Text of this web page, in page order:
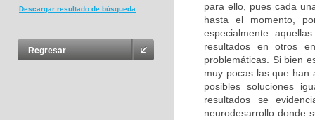
Descargar resultado de búsqueda
Regresar
para ello, pues cada
hasta el momento,
especialmente
resultados en otros
problemáticas. Si bien
muy pocas las que han
posibles soluciones
resultados se
neurodesarrollo donde